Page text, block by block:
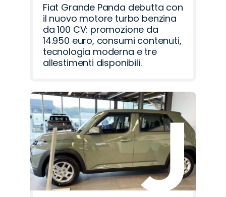
Fiat Grande Panda debutta con
il nuovo motore turbo benzina
da 100 CV: promozione da
14.950 euro, consumi contenuti,
tecnologia moderna e tre
allestimenti disponibili.